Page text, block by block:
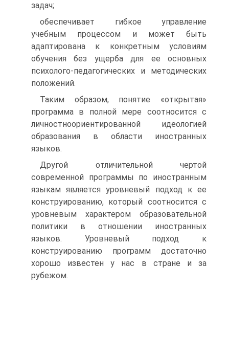
задач;
обеспечивает гибкое управление
учебным процессом и может быть
адаптирована к конкретным условиям
обучения без ущерба для ее основных
психолого-педагогических и методических
положений.
Таким образом, понятие «открытая»
программа в полной мере соотносится с
личностноориентированной идеологией
образования в области иностранных
языков.
Другой отличительной чертой
современной программы по иностранным
языкам является уровневый подход к ее
конструированию, который соотносится с
уровневым характером образовательной
политики в отношении иностранных
языков. Уровневый подход к
конструированию программ достаточно
хорошо известен у нас в стране и за
рубежом.